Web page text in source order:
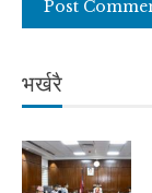
भर्खरै